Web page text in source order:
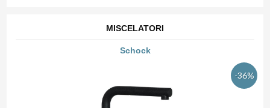
MISCELATORI
Schock
-36%